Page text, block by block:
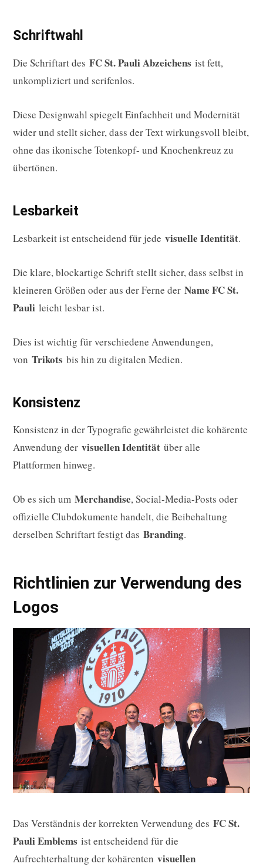
Schriftwahl
Die Schriftart des FC St. Pauli Abzeichens ist fett,
unkompliziert und serifenlos.
Diese Designwahl spiegelt Einfachheit und Modernität
wider und stellt sicher, dass der Text wirkungsvoll bleibt,
ohne das ikonische Totenkopf- und Knochenkreuz zu
übertönen.
Lesbarkeit
Lesbarkeit ist entscheidend für jede visuelle Identität.
Die klare, blockartige Schrift stellt sicher, dass selbst in
kleineren Größen oder aus der Ferne der Name FC St.
Pauli leicht lesbar ist.
Dies ist wichtig für verschiedene Anwendungen,
von Trikots bis hin zu digitalen Medien.
Konsistenz
Konsistenz in der Typografie gewährleistet die kohärente
Anwendung der visuellen Identität über alle
Plattformen hinweg.
Ob es sich um Merchandise, Social-Media-Posts oder
offizielle Clubdokumente handelt, die Beibehaltung
derselben Schriftart festigt das Branding.
Richtlinien zur Verwendung des
Logos
Das Verständnis der korrekten Verwendung des FC St.
Pauli Emblems ist entscheidend für die
Aufrechterhaltung der kohärenten visuellen